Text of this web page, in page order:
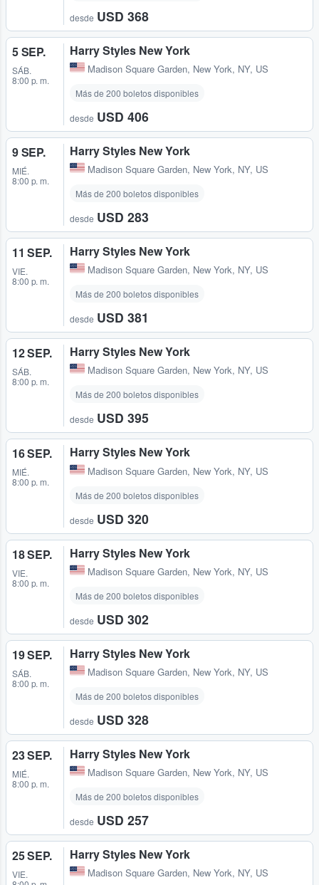
desde USD 368
5 SEP.
SÁB.
8:00 p. m.
Harry Styles New York
Madison Square Garden, New York, NY, US
Más de 200 boletos disponibles
desde USD 406
9 SEP.
MIÉ.
8:00 p. m.
Harry Styles New York
Madison Square Garden, New York, NY, US
Más de 200 boletos disponibles
desde USD 283
11 SEP.
VIE.
8:00 p. m.
Harry Styles New York
Madison Square Garden, New York, NY, US
Más de 200 boletos disponibles
desde USD 381
12 SEP.
SÁB.
8:00 p. m.
Harry Styles New York
Madison Square Garden, New York, NY, US
Más de 200 boletos disponibles
desde USD 395
16 SEP.
MIÉ.
8:00 p. m.
Harry Styles New York
Madison Square Garden, New York, NY, US
Más de 200 boletos disponibles
desde USD 320
18 SEP.
VIE.
8:00 p. m.
Harry Styles New York
Madison Square Garden, New York, NY, US
Más de 200 boletos disponibles
desde USD 302
19 SEP.
SÁB.
8:00 p. m.
Harry Styles New York
Madison Square Garden, New York, NY, US
Más de 200 boletos disponibles
desde USD 328
23 SEP.
MIÉ.
8:00 p. m.
Harry Styles New York
Madison Square Garden, New York, NY, US
Más de 200 boletos disponibles
desde USD 257
25 SEP.
VIE.
Harry Styles New York
Madison Square Garden, New York, NY, US